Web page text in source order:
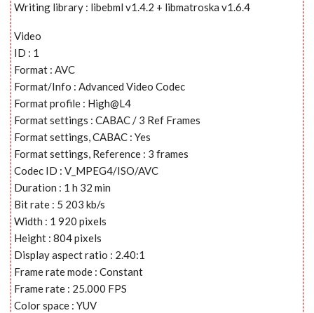
Writing library : libebml v1.4.2 + libmatroska v1.6.4
Video
ID : 1
Format : AVC
Format/Info : Advanced Video Codec
Format profile : High@L4
Format settings : CABAC / 3 Ref Frames
Format settings, CABAC : Yes
Format settings, Reference : 3 frames
Codec ID : V_MPEG4/ISO/AVC
Duration : 1 h 32 min
Bit rate : 5 203 kb/s
Width : 1 920 pixels
Height : 804 pixels
Display aspect ratio : 2.40:1
Frame rate mode : Constant
Frame rate : 25.000 FPS
Color space : YUV